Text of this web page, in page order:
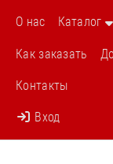
О нас Каталог
Как заказать
Контакты
Вход